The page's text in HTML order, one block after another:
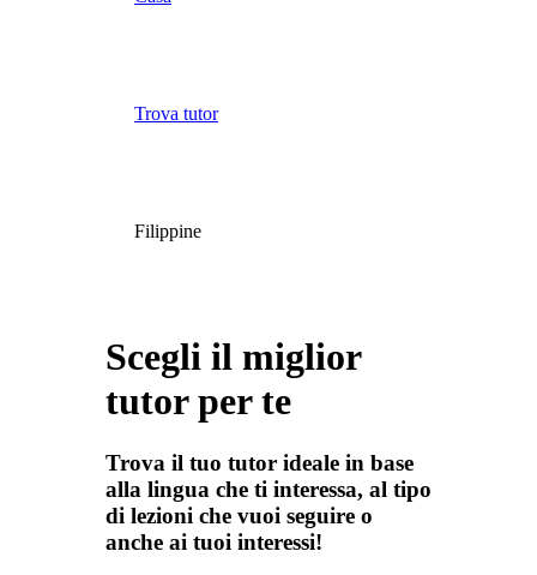
Trova tutor
Filippine
Scegli il miglior
tutor per te
Trova il tuo tutor ideale in base
alla lingua che ti interessa, al tipo
di lezioni che vuoi seguire o
anche ai tuoi interessi!